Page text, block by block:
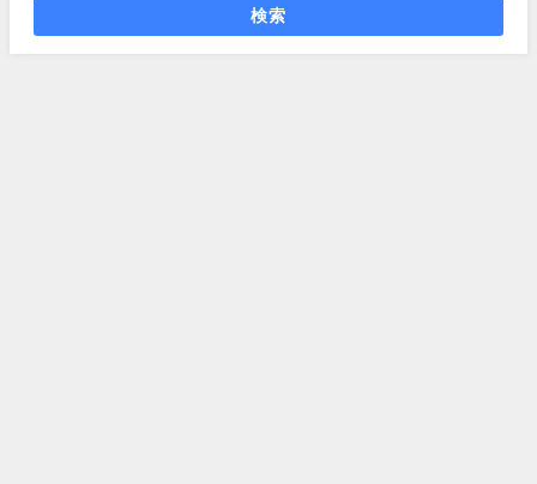
検索